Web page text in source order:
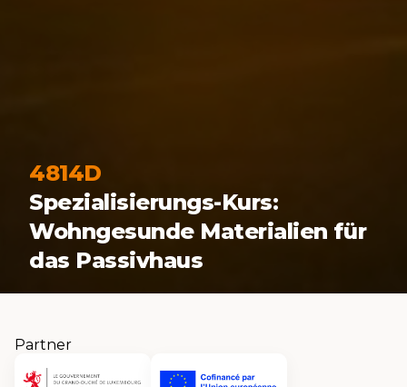
4814D
Spezialisierungs-Kurs:
Wohngesunde Materialien für
das Passivhaus
Partner